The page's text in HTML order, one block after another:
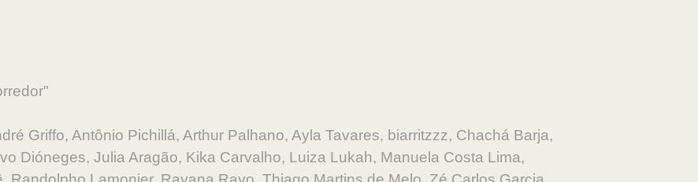
Griffo, Antônio Pichillá, Arthur Palhano, Ayla Tavares, biarritzzz, Chachá Barja,
Dióneges, Julia Aragão, Kika Carvalho, Luiza Lukah, Manuela Costa Lima,